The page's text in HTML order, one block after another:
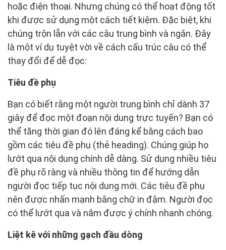
hoặc điện thoại. Nhưng chúng có thể hoạt động tốt
khi được sử dụng một cách tiết kiệm. Đặc biệt, khi
chúng trộn lẫn với các câu trung bình và ngắn. Đây
là một ví dụ tuyệt vời về cách cấu trúc câu có thể
thay đổi để dễ đọc:
Tiêu đề phụ
Bạn có biết rằng một người trung bình chỉ dành 37
giây để đọc một đoạn nội dung trực tuyến? Bạn có
thể tăng thời gian đó lên đáng kể bằng cách bao
gồm các tiêu đề phụ (thẻ heading). Chúng giúp họ
lướt qua nội dung chính dễ dàng. Sử dụng nhiều tiêu
đề phụ rõ ràng và nhiều thông tin để hướng dẫn
người đọc tiếp tục nội dung mới. Các tiêu đề phụ
nên được nhấn mạnh bằng chữ in đậm. Người đọc
có thể lướt qua và nắm được ý chính nhanh chóng.
Liệt kê với những gạch đầu dòng